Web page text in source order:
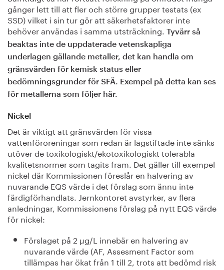
gånger lett till att fler och större grupper testats (ex
SSD) vilket i sin tur gör att säkerhetsfaktorer inte
behöver användas i samma utsträckning. Tyvärr så
beaktas inte de uppdaterade vetenskapliga
underlagen gällande metaller, det kan handla om
gränsvärden för kemisk status eller
bedömningsgrunder för SFÄ. Exempel på detta kan ses
för metallerna som följer här.
Nickel
Det är viktigt att gränsvärden för vissa
vattenföroreningar som redan är lagstiftade inte sänks
utöver de toxikologiskt/ekotoxikologiskt tolerabla
kvalitetsnormer som tagits fram. Det gäller till exempel
nickel där Kommissionen föreslår en halvering av
nuvarande EQS värde i det förslag som ännu inte
färdigförhandlats. Jernkontoret avstyrker, av flera
anledningar, Kommissionens förslag på nytt EQS värde
för nickel:
Förslaget på 2 µg/L innebär en halvering av
nuvarande värde (AF, Assesment Factor som
tillämpas har ökat från 1 till 2, trots att bedömd risk